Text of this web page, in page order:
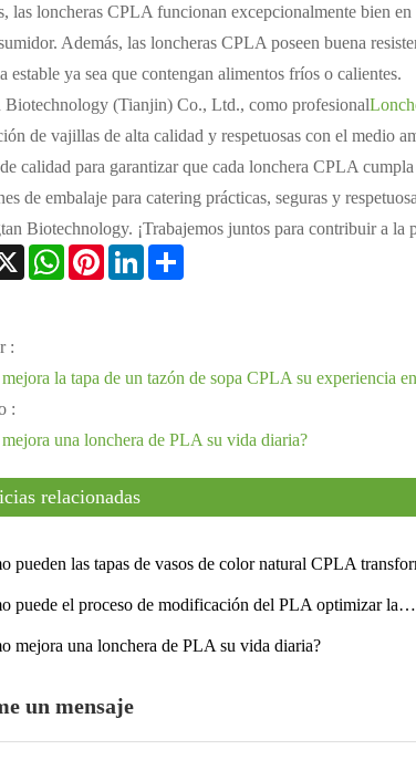
las loncheras CPLA funcionan excepcionalmente bien
Además, las loncheras CPLA poseen buena
estable ya sea que contengan alimentos fríos o calientes.
Biotechnology (Tianjin) Co., Ltd., como profesional
de vajillas de alta calidad y respetuosas con el medio
calidad para garantizar que cada lonchera CPLA
de embalaje para catering prácticas, seguras y
Biotechnology. ¡Trabajemos juntos para contribuir a la
X WhatsAppPinterestLinkedIn
:
la tapa de un tazón de sopa CPLA su experiencia
:
una lonchera de PLA su vida diaria?
relacionadas
pueden las tapas de vasos de color natural CPLA
puede el proceso de modificación del PLA optimizar la
mejora una lonchera de PLA su vida diaria?
un mensaje